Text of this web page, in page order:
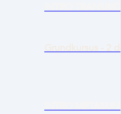
INTRO